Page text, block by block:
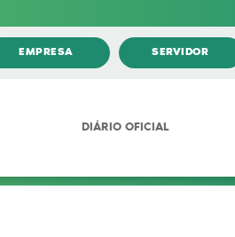
EMPRESA SERVIDOR
DIÁRIO OFICIAL